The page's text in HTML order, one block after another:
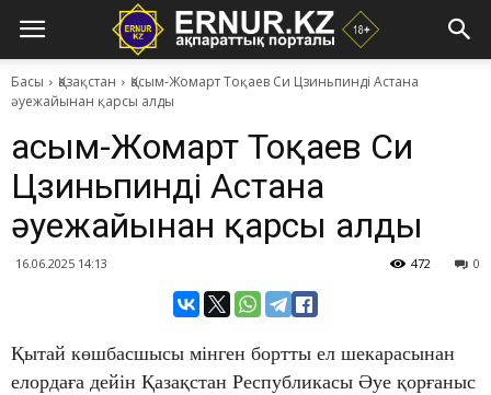
Басы Қазақстан
Қасым-Жомарт Тоқаев Си Цзиньпинді Астана
әуежайынан қарсы алды
Қасым-Жомарт Тоқаев Си
Цзиньпинді Астана
әуежайынан қарсы алды
16.06.2025 14:13 0
472
Қытай көшбасшысы мінген бортты ел шекарасынан
елордаға дейін Қазақстан Республикасы Әуе қорғаныс